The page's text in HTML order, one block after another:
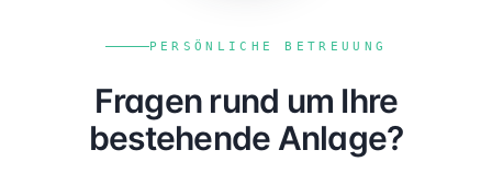
PERSÖNLICHE BETREUUNG
Fragen rund um Ihre
bestehende Anlage?